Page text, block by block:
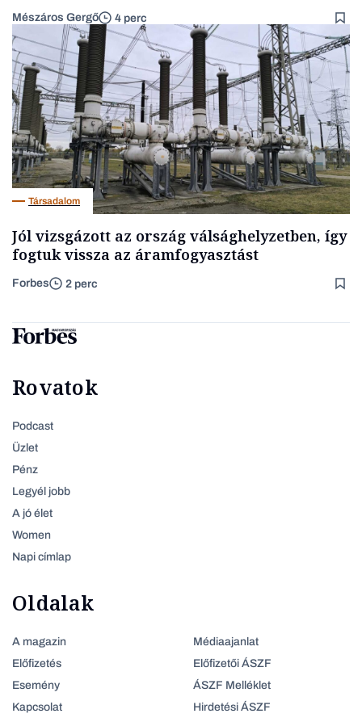
Mészáros Gergő 4 perc
Társadalom
Jól vizsgázott az ország válsághelyzetben, így
fogtuk vissza az áramfogyasztást
Forbes 2 perc
Rovatok
Podcast
Üzlet
Pénz
Legyél jobb
A jó élet
Women
Napi címlap
Oldalak
A magazin
Előfizetés
Esemény
Kapcsolat
Médiaajanlat
Előfizetői ÁSZF
ÁSZF Melléklet
Hirdetési ÁSZF